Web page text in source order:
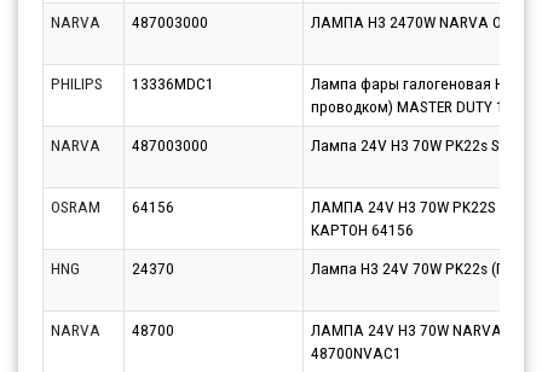
NARVA 487003000 ЛАМПА H3 2470W NARVA
PHILIPS 13336MDC1
Лампа фары галогеновая H3
проводком) MASTER DUTY
NARVA
487003000 Лампа 24V H3 70W PK22s
OSRAM 64156
ЛАМПА 24V H3 70W PK22S
КАРТОН 64156
HNG
24370 Лампа H3 24V 70W PK22s (ПТФ)
NARVA 48700
ЛАМПА 24V H3 70W NARVA
48700NVAC1